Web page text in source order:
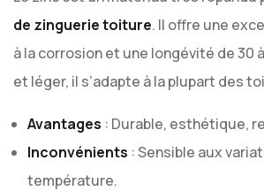
de zinguerie toiture. Il offre une
à la corrosion et une longévité de 30
et léger, il s’adapte à la plupart des
Avantages : Durable, esthétique,
Inconvénients : Sensible aux
température.